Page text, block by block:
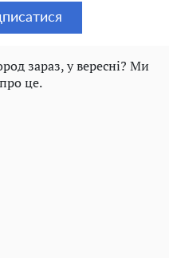
зараз, у вересні? Ми
це.